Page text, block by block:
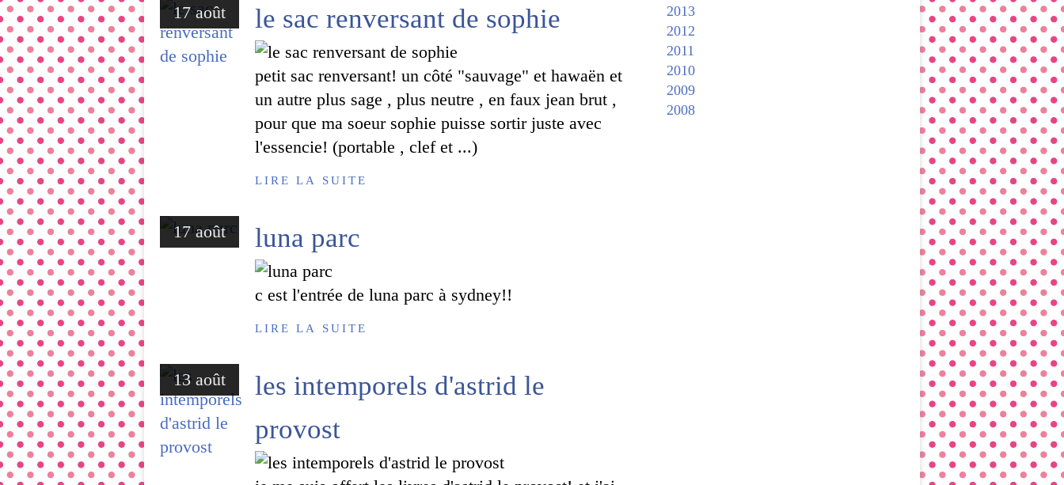
17 août le sac renversant de sophie
petit sac renversant! un côté "sauvage" et hawaën et
un autre plus sage , plus neutre , en faux jean brut ,
pour que ma soeur sophie puisse sortir juste avec
l'essencie! (portable , clef et ...)
LIRE LA SUITE
17 août luna parc
c est l'entrée de luna parc à sydney!!
LIRE LA SUITE
13 août
les intemporels d'astrid le
provost
2013
2012
2011
2010
2009
2008